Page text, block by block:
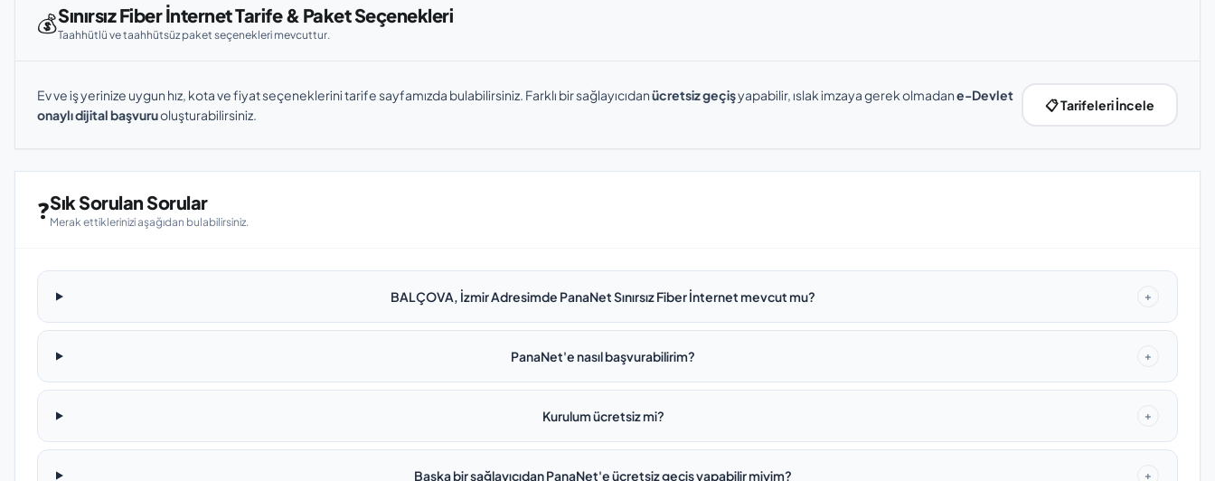
💰Sınırsız Fiber İnternet Tarife & Paket Seçenekleri
Taahhütlü ve taahhütsüz paket seçenekleri mevcuttur.
Ev ve iş yerinize uygun hız, kota ve fiyat seçeneklerini tarife sayfamızda bulabilirsiniz. Farklı bir sağlayıcıdanücretsiz geçişyapabilir, ıslak imzaya gerek olmadane-Devlet
onaylı dijital başvuruoluşturabilirsiniz.
📋 Tarifeleri İncele
❓Sık Sorulan Sorular
Merak ettiklerinizi aşağıdan bulabilirsiniz.
BALÇOVA, İzmir Adresimde PanaNet Sınırsız Fiber İnternet mevcut mu? +
PanaNet'e nasıl başvurabilirim? +
Kurulum ücretsiz mi? +
Başka bir sağlayıcıdan PanaNet'e ücretsiz geçiş yapabilir miyim? +